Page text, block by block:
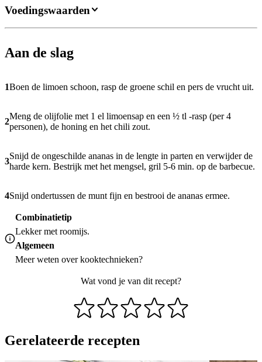
Aan de slag
1Boen de limoen schoon, rasp de groene schil en pers de vrucht uit.
2
Meng de olijfolie met 1 el limoensap en een ½ tl -rasp (per 4
personen), de honing en het chili zout.
3
Snijd de ongeschilde ananas in de lengte in parten en verwijder de
harde kern. Bestrijk met het mengsel, gril 5-6 min. op de barbecue.
4Snijd ondertussen de munt fijn en bestrooi de ananas ermee.
Combinatietip
Lekker met roomijs.
Algemeen
Meer weten overkooktechnieken?
Wat vond je van dit recept?
Voedingswaarden
Gerelateerde recepten